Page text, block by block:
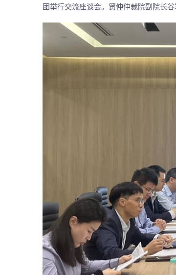
团举行交流座谈会。贸仲仲裁院副院长谷